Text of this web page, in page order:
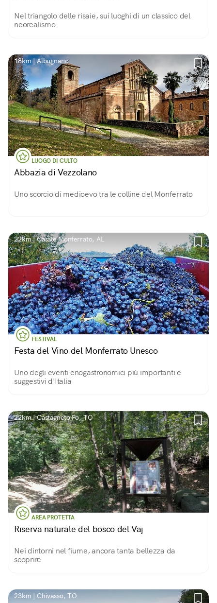
Nel triangolo delle risaie, sui luoghi di un classico del
neorealismo
18km | Albugnano
LUOGO DI CULTO
Abbazia di Vezzolano
Uno scorcio di medioevo tra le colline del Monferrato
22km | Casale Monferrato, AL
FESTIVAL
Festa del Vino del Monferrato Unesco
Uno degli eventi enogastronomici più importanti e
suggestivi d'Italia
22km | Castagneto Po, TO
AREA PROTETTA
Riserva naturale del bosco del Vaj
Nei dintorni nel fiume, ancora tanta bellezza da
scoprire
23km | Chivasso, TO